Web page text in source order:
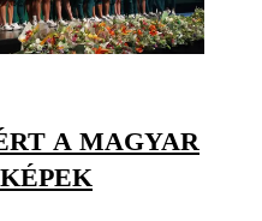
A MAGYAR